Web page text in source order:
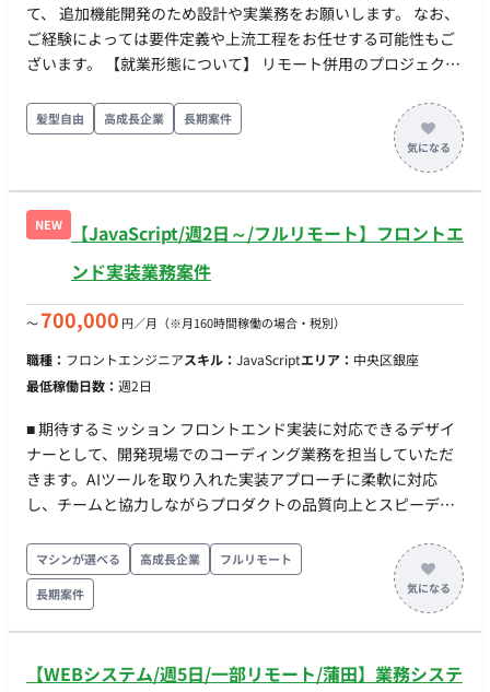
て、 追加機能開発のため設計や実業務をお願いします。 なお、
ご経験によっては要件定義や上流工程をお任せする可能性もご
ざいます。 【就業形態について】 リモート併用のプロジェクト
いただく形となります。 ◆主な開発環境・ツール◆ ・言語：
Kotlin・Java・Typescript・Javascript ・FW：SpringBoot・
Vue.js ・DB：MySQL・Redis ・クラウド：GCP・Docker・
Terraform ・ツール：GitHub・Notion・Slack ・時期：即日 / 5
月〜 ・出社：週3日出社・週2日リモート ・場所：渋谷 ・期
間：長期予定 ・時間：10:00～19:00 ※フレックス応相談(コア
タイム11:00〜15:00) ・服装：オフィスカジュアル ・貸与：PC
髪型自由 高成長企業 長期案件
NEW
【JavaScript/週2日～/フルリモート】フロントエ
ンド実装業務案件
〜700,000 円／月 （※月160時間稼働の場合・税別）
職種： フロントエンジニアスキル： JavaScriptエリア： 中央区銀座
最低稼働日数： 週2日
■ 期待するミッション フロントエンド実装に対応できるデザイ
ナーとして、開発現場でのコーディング業務を担当していただ
きます。AIツールを取り入れた実装アプローチに柔軟に対応
し、チームと協力しながらプロダクトの品質向上とスピーディ
当工程 【フロントエンド実装およびデザイン制作業務】 Webプ
ロダクトやサービスのフロントエンド実装
（HTML/CSS/JavaScript）を担当していただきます。AIを活用
したコーディング業務を学びつつ開発環境で実践していただき
ビューのもと進めるため、自走できなくても問題ありません。
マシンが選べる 高成長企業
フルリモート
長期案件
【WEBシステム/週5日/一部リモート/蒲田】業務システ